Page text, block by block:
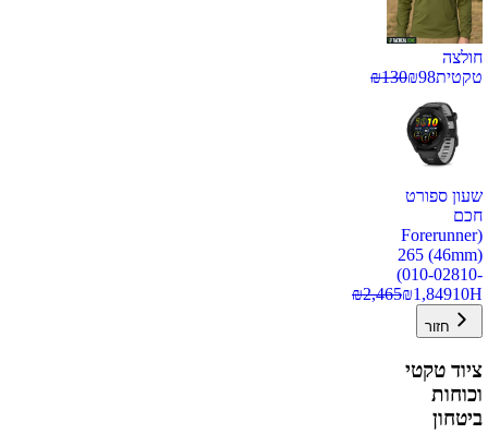
חולצה
טקטית
₪98
₪130
שעון ספורט
חכם
(Forerunner
265 (46mm)
(010-02810-
10H
₪1,849
₪2,465
חזור
ציוד טקטי
וכוחות
ביטחון